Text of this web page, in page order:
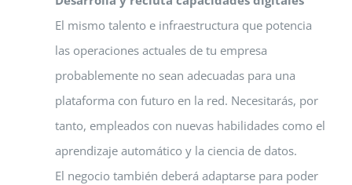
El mismo talento e infraestructura que potencia
las operaciones actuales de tu empresa
probablemente no sean adecuadas para una
plataforma con futuro en la red. Necesitarás, por
tanto, empleados con nuevas habilidades como el
aprendizaje automático y la ciencia de datos.
El negocio también deberá adaptarse para poder